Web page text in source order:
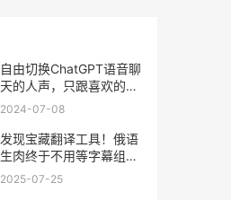
自由切换ChatGPT语音聊
天的人声，只跟喜欢的声
音对话！
2024-07-08
发现宝藏翻译工具！俄语
生肉终于不用等字幕组，
深夜追剧幸福感拉满
2025-07-25